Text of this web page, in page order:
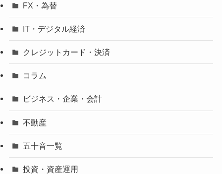
FX・為替
IT・デジタル経済
クレジットカード・決済
コラム
ビジネス・企業・会計
不動産
五十音一覧
投資・資産運用